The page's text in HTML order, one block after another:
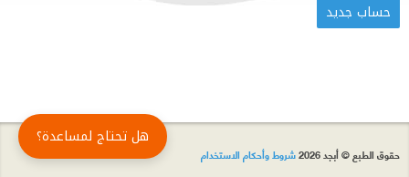
حقوق الطبع © أبجد 2026 شروط وأحكام الاستخدام
هل تحتاج لمساعدة؟